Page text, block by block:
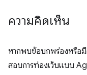
ความคิดเห็น
หากพบข้อบกพร่องหรือมี
สอบการท่องเว็บแบบ